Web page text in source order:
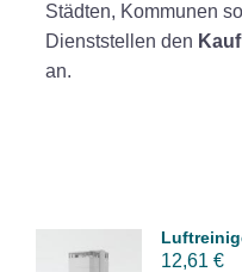
Städten, Kommunen
Dienststellen den
an.
IN DEN
12,61 €